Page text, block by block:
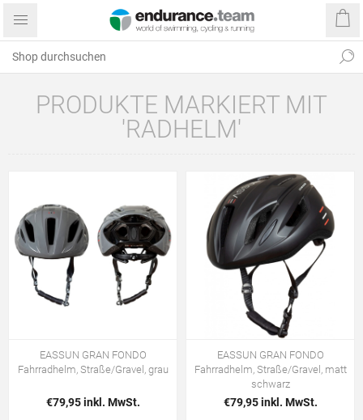
PRODUKTE MARKIERT MIT
'RADHELM'
EASSUN GRAN FONDO
Fahrradhelm, Straße/Gravel, grau
€79,95 inkl. MwSt.
EASSUN GRAN FONDO
Fahrradhelm, Straße/Gravel, matt
schwarz
€79,95 inkl. MwSt.